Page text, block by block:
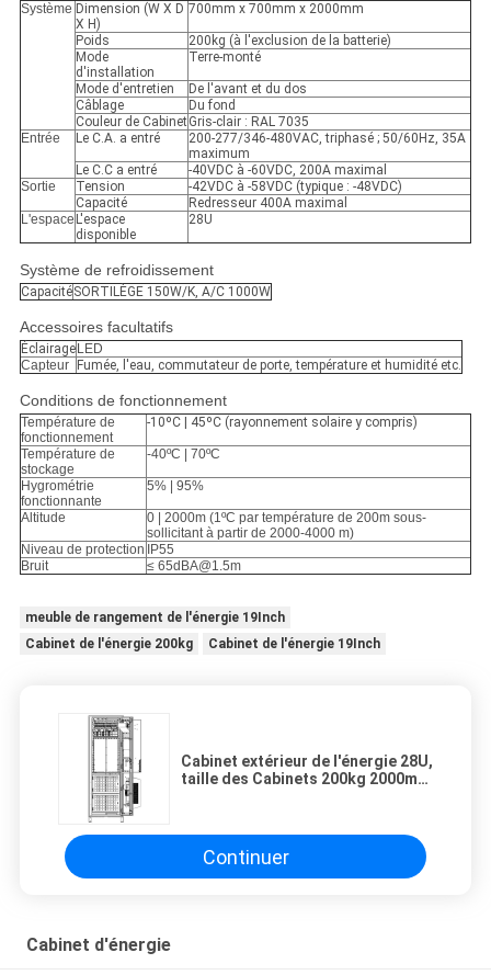
Système Dimension (W X D
X H)
700mm x 700mm x 2000mm
Poids
200kg (à l'exclusion de la batterie)
Mode
d'installation
Terre-monté
Mode d'entretien
De l'avant et du dos
Câblage
Du fond
Couleur de CabinetGris-clair : RAL 7035
Entrée
Le C.A. a entré
200-277/346-480VAC, triphasé ; 50/60Hz, 35A
maximum
Le C.C a entré
-40VDC à -60VDC, 200A maximal
Sortie
Tension
-42VDC à -58VDC (typique : -48VDC)
Capacité
Redresseur 400A maximal
L'espace L'espace
disponible
28U
Système de refroidissement
CapacitéSORTILÈGE 150W/K, A/C 1000W
Accessoires facultatifs
Éclairage LED
Capteur
Fumée, l'eau, commutateur de porte, température et humidité etc.
Conditions de fonctionnement
Température de
fonctionnement
-10ºC | 45ºC (rayonnement solaire y compris)
Température de
stockage
-40ºC | 70ºC
Hygrométrie
fonctionnante
5% | 95%
Altitude
0 | 2000m (1ºC par température de 200m sous-
sollicitant à partir de 2000-4000 m)
Niveau de protection IP55
Bruit
≤ 65dBA@1.5m
meuble de rangement de l'énergie 19Inch
Cabinet de l'énergie 200kg
Cabinet de l'énergie 19Inch
Cabinet extérieur de l'énergie 28U,
taille des Cabinets 200kg 2000mm
Continuer
Cabinet d'énergie